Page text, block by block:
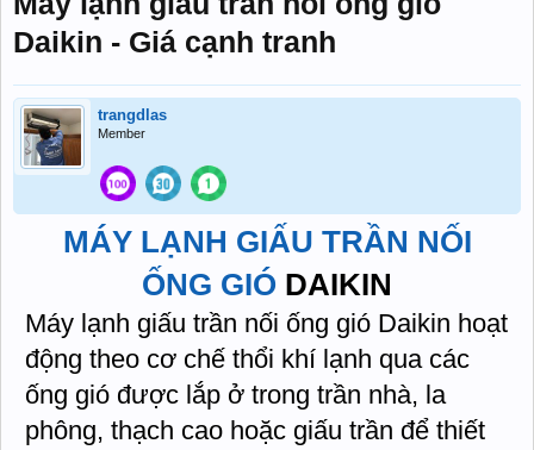
Daikin - Giá cạnh tranh
trangdlas
Member
MÁY LẠNH GIẤU TRẦN NỐI
ỐNG GIÓ DAIKIN
Máy lạnh giấu trần nối ống gió Daikin hoạt
động theo cơ chế thổi khí lạnh qua các
ống gió được lắp ở trong trần nhà, la
phông, thạch cao hoặc giấu trần để thiết